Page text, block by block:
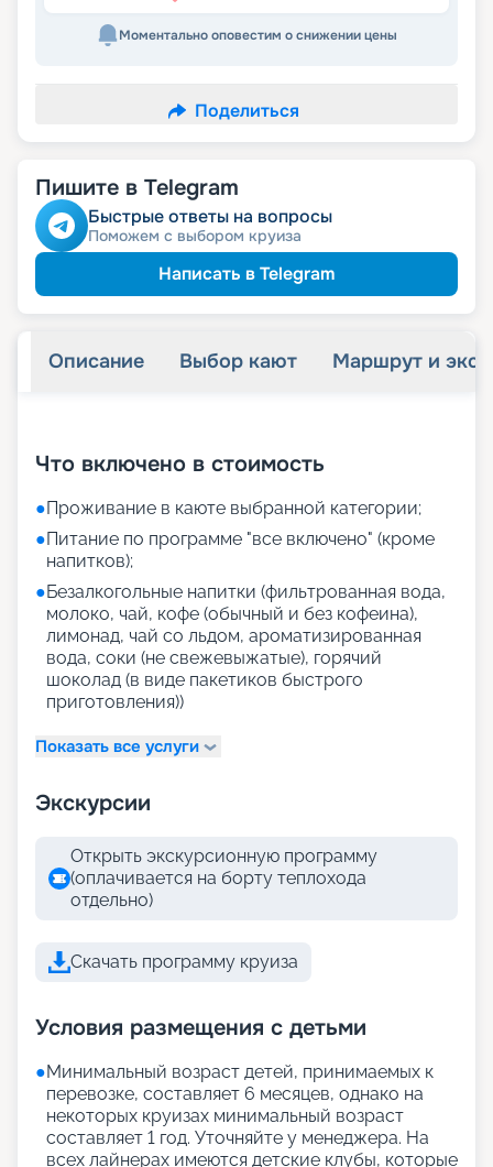
Моментально оповестим о снижении цены
Поделиться
Пишите в Telegram
Быстрые ответы на вопросы
Поможем с выбором круиза
Написать в Telegram
Описание Выбор кают Маршрут и
Что включено в стоимость
●Проживание в каюте выбранной категории;
●Питание по программе "все включено" (кроме
напитков);
●Безалкогольные напитки (фильтрованная вода,
молоко, чай, кофе (обычный и без кофеина),
лимонад, чай со льдом, ароматизированная
вода, соки (не свежевыжатые), горячий
шоколад (в виде пакетиков быстрого
приготовления))
Показать все услуги
Экскурсии
Открыть экскурсионную программу
(оплачивается на борту теплохода
отдельно)
Скачать программу круиза
Условия размещения с детьми
●Минимальный возраст детей, принимаемых к
перевозке, составляет 6 месяцев, однако на
некоторых круизах минимальный возраст
составляет 1 год. Уточняйте у менеджера. На
всех лайнерах имеются детские клубы, которые